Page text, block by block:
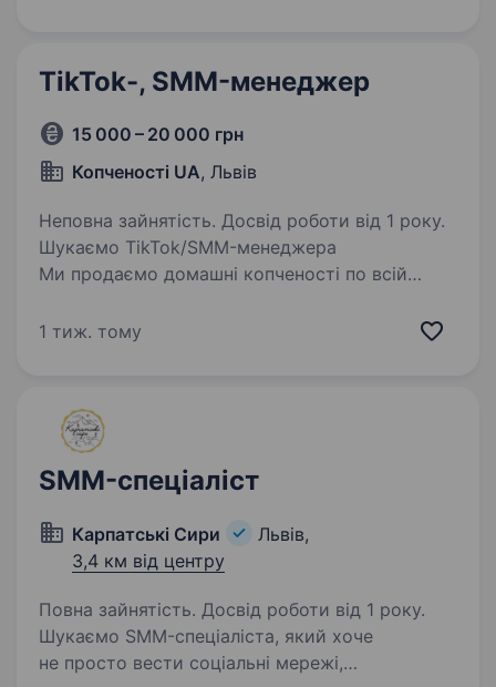
TikTok-, SMM-менеджер
15 000 – 20 000 грн
Копченості UA, Львів
Неповна зайнятість. Досвід роботи від 1 року.
Шукаємо TikTok/SMM-менеджера
Ми продаємо домашні копченості по всій
і хоче розвивати наш акаунт. Що потрібно
1 тиж. тому
SMM-спеціаліст
Карпатські Сири
Львів,
3,4 км від центру
Повна зайнятість. Досвід роботи від 1 року.
Шукаємо SMM-спеціаліста, який хоче
не просто вести соціальні мережі,